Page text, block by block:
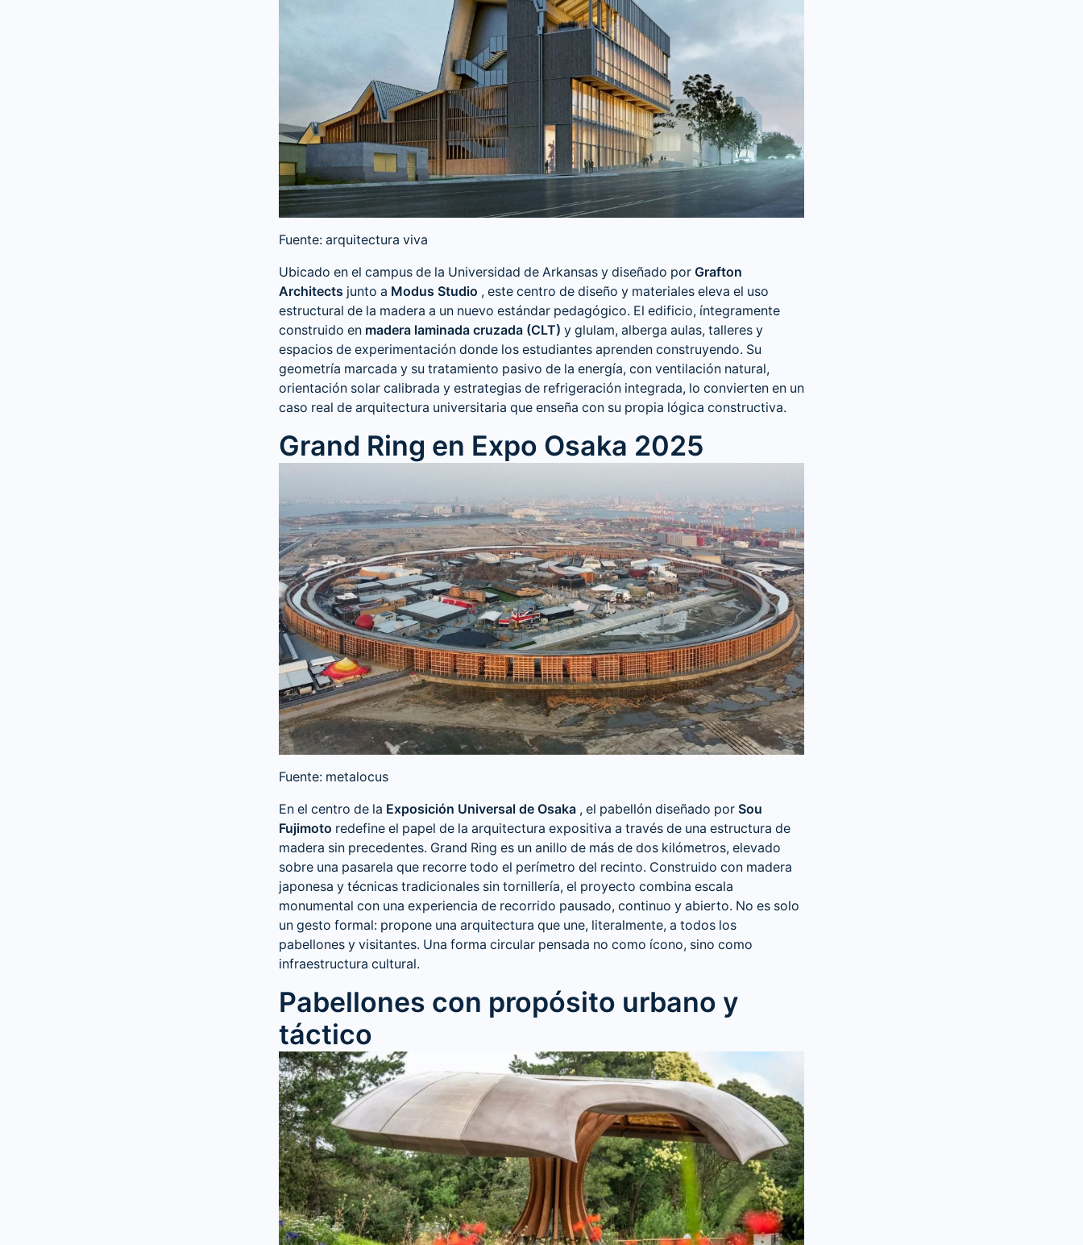
Fuente: arquitectura viva
Ubicado en el campus de la Universidad de Arkansas y diseñado por Grafton
Architects junto a Modus Studio , este centro de diseño y materiales eleva el uso
estructural de la madera a un nuevo estándar pedagógico. El edificio, íntegramente
construido en madera laminada cruzada (CLT) y glulam, alberga aulas, talleres y
espacios de experimentación donde los estudiantes aprenden construyendo. Su
geometría marcada y su tratamiento pasivo de la energía, con ventilación natural,
orientación solar calibrada y estrategias de refrigeración integrada, lo convierten en un
caso real de arquitectura universitaria que enseña con su propia lógica constructiva.
Grand Ring en Expo Osaka 2025
Fuente: metalocus
En el centro de la Exposición Universal de Osaka , el pabellón diseñado por Sou
Fujimoto redefine el papel de la arquitectura expositiva a través de una estructura de
madera sin precedentes. Grand Ring es un anillo de más de dos kilómetros, elevado
sobre una pasarela que recorre todo el perímetro del recinto. Construido con madera
japonesa y técnicas tradicionales sin tornillería, el proyecto combina escala
monumental con una experiencia de recorrido pausado, continuo y abierto. No es solo
un gesto formal: propone una arquitectura que une, literalmente, a todos los
pabellones y visitantes. Una forma circular pensada no como ícono, sino como
infraestructura cultural.
Pabellones con propósito urbano y
táctico